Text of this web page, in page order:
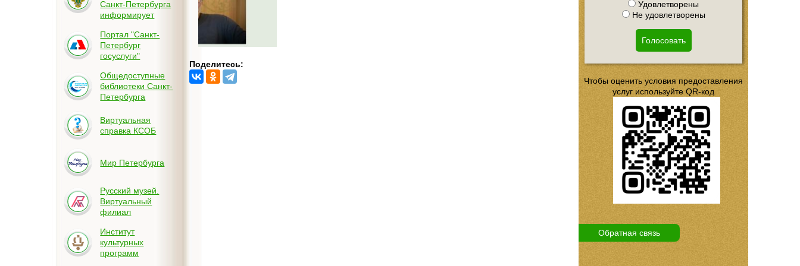
Санкт-Петербурга
информирует
Портал "Санкт-
Петербург
госуслуги"
Общедоступные
библиотеки Санкт-
Петербурга
Виртуальная
справка КСОБ
Мир Петербурга
Русский музей.
Виртуальный
филиал
Институт
культурных
программ
Поделитесь:
Удовлетворены
Не удовлетворены
Голосовать
Чтобы оценить условия предоставления
услуг используйте QR-код
Обратная связь